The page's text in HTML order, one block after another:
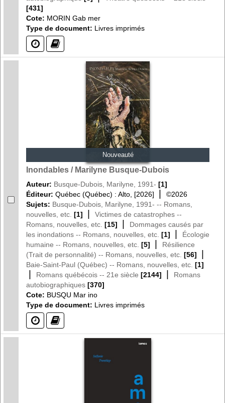
[431]
Cote: MORIN Gab mer
Type de document: Livres imprimés
(?) (?)
Nouveauté
Inondables / Marilyne Busque-Dubois
Auteur: Busque-Dubois, Marilyne, 1991- [1]
Éditeur: Québec (Québec) : Alto, [2026] |
©2026
Sujets: Busque-Dubois, Marilyne, 1991- -- Romans,
nouvelles, etc. [1] |
Victimes de catastrophes --
Romans, nouvelles, etc. [15] |
Dommages causés par
les inondations -- Romans, nouvelles, etc. [1] |
Écologie
humaine -- Romans, nouvelles, etc. [5] |
Résilience
(Trait de personnalité) -- Romans, nouvelles, etc. [56] |
Baie-Saint-Paul (Québec) -- Romans, nouvelles, etc. [1]
| Romans québécois -- 21e siècle [2144] |
Romans
autobiographiques [370]
Cote: BUSQU Mar ino
Type de document: Livres imprimés
(?) (?)